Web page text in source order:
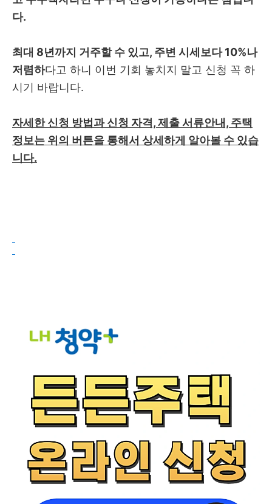
다.
최대 8년까지 거주할 수 있고, 주변 시세보다 10%나
저렴하다고 하니 이번 기회 놓치지 말고 신청 꼭 하
시기 바랍니다.
자세한 신청 방법과 신청 자격, 제출 서류안내, 주택
정보는 위의 버튼을 통해서 상세하게 알아볼 수 있습
니다.